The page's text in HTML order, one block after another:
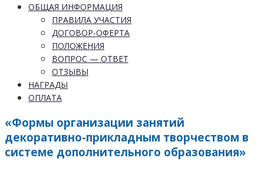
ОБЩАЯ ИНФОРМАЦИЯ
ПРАВИЛА УЧАСТИЯ
ДОГОВОР-ОФЕРТА
ПОЛОЖЕНИЯ
ВОПРОС — ОТВЕТ
ОТЗЫВЫ
НАГРАДЫ
ОПЛАТА
«Формы организации занятий
декоративно-прикладным творчеством в
системе дополнительного образования»